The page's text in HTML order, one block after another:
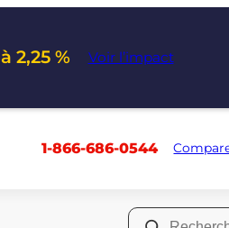
2,25 % Voir l’impact
1-866-686-0544